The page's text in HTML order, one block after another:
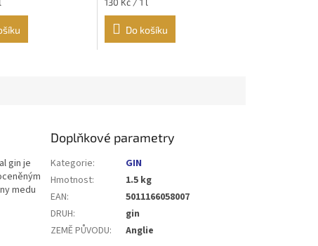
cena:
130 Kč / 1 l
Do košíku
gin je
medu
Doplňkové parametry
Kategorie:
GIN
Hmotnost:
1.5 kg
EAN:
5011166058007
DRUH:
gin
ZEMĚ PŮVODU: Anglie